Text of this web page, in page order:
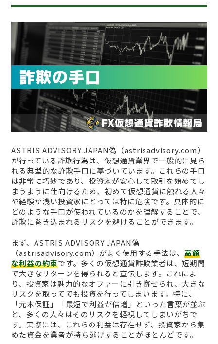
ASTRIS ADVISORY JAPAN偽（astrisadvisory.com）
が行っている詐欺行為は、仮想通貨業界で一般的に見ら
れる典型的な詐欺手口に基づいています。これらの手口
は非常に巧妙であり、投資家が安心して取引を始めてし
まうように仕向けるため、初めて仮想通貨に触れる人々
や経験が浅い投資家にとっては特に危険です。具体的に
どのような手口が使われているのかを理解することで、
詐欺に巻き込まれるリスクを避けることができます。
まず、ASTRIS ADVISORY JAPAN偽
（astrisadvisory.com）がよく使用する手法は、 高額
な利益の約束です。多くの仮想通貨詐欺業者は、短期間
で大きなリターンを得られると宣伝します。これによ
り、投資家は魅力的なオファーに引き寄せられ、大きな
リスクを取ってでも投資を行ってしまいます。特に、
「元本保証」「最短で利益が倍増」といった言葉が並ぶ
と、多くの人々はそのリスクを軽視してしまいがちで
す。実際には、これらの利益は存在せず、投資家から集
めた資金を業者が持ち逃げすることがほとんどです。